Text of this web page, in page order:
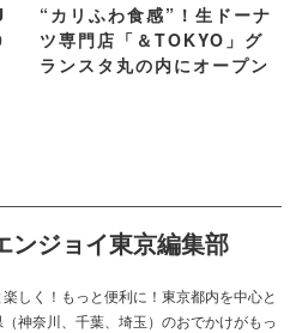
“カリふわ食感”！生ドーナ
ツ専門店「＆TOKYO」グ
ランスタ丸の内にオープン
ンジョイ東京編集部
しく！もっと便利に！東京都内を中心と
（神奈川、千葉、埼玉）のおでかけがもっ